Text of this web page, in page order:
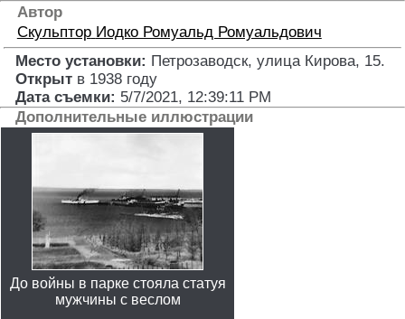
Автор
Скульптор Иодко Ромуальд Ромуальдович
Место установки: Петрозаводск, улица Кирова, 15.
Открыт в 1938 году
Дата съемки: 5/7/2021, 12:39:11 PM
Дополнительные иллюстрации
До войны в парке стояла статуя
мужчины с веслом